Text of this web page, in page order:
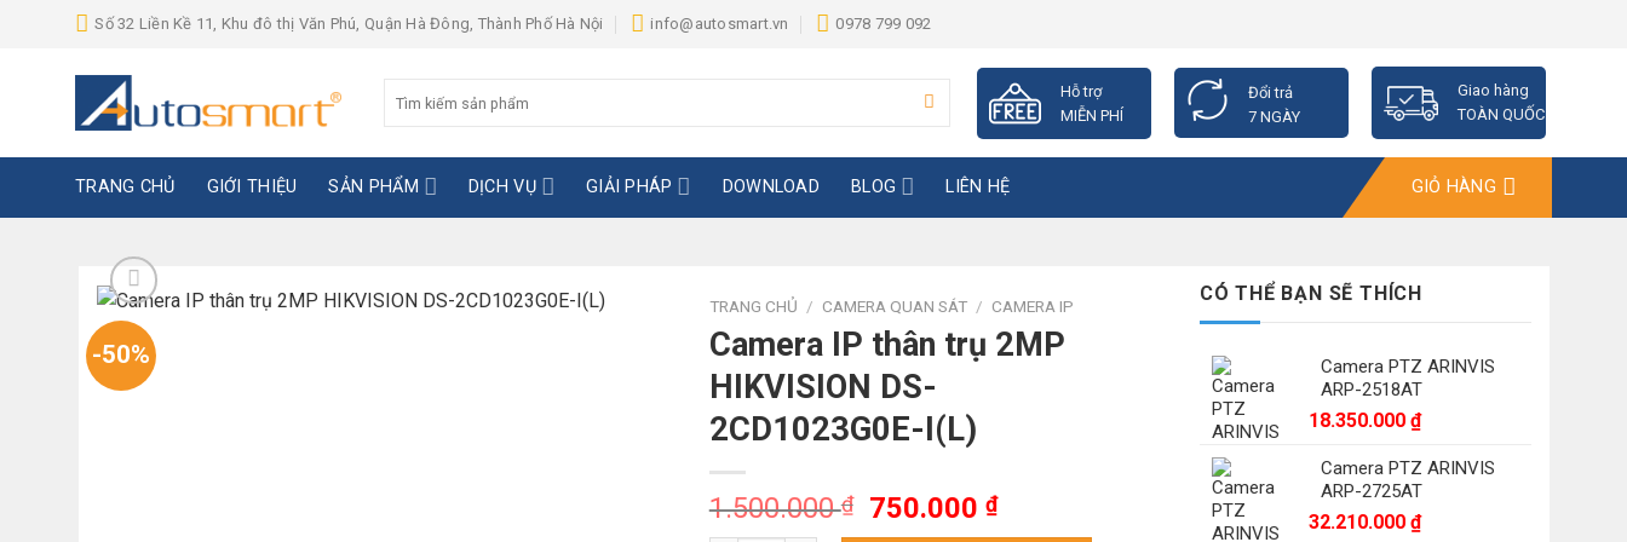
Số 32 Liền Kề 11, Khu đô thị Văn Phú, Quận Hà Đông, Thành Phố Hà Nội info@autosmart.vn 0978 799 092
kiếm:
Hỗ trợ
MIỄN PHÍ
Đổi trả
7 NGÀY
Giao hàng
TOÀN QUỐC
TRANG CHỦ GIỚI THIỆU SẢN PHẨM DỊCH VỤ GIẢI PHÁP DOWNLOAD BLOG LIÊN HỆ GIỎ HÀNG
-50%
TRANG CHỦ / CAMERA QUAN SÁT / CAMERA IP
Camera IP thân trụ 2MP
HIKVISION DS-
2CD1023G0E-I(L)
1.500.000₫
Giá
750.000 ₫Giá
CÓ THỂ BẠN SẼ THÍCH
Camera PTZ ARINVIS
ARP-2518AT
18.350.000 ₫
Camera PTZ ARINVIS
ARP-2725AT
32.210.000 ₫